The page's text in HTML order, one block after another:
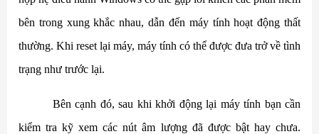
bên trong xung khắc nhau, dẫn đến máy tính hoạt động thất
thường. Khi reset lại máy, máy tính có thể được đưa trở về tình
trạng như trước lại.
Bên cạnh đó, sau khi khởi động lại máy tính bạn cần
kiểm tra kỹ xem các nút âm lượng đã được bật hay chưa.